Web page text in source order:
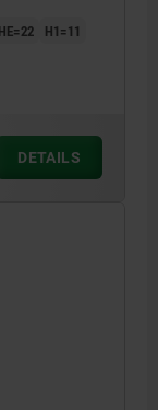
H1=11
DETAILS